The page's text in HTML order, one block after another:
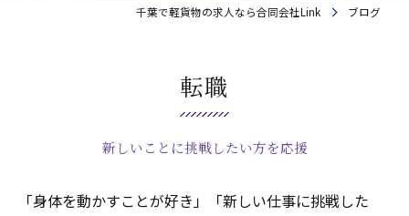
千葉で軽貨物の求人なら合同会社Link ブログ
転職
新しいことに挑戦したい方を応援
「身体を動かすことが好き」「新しい仕事に挑戦した